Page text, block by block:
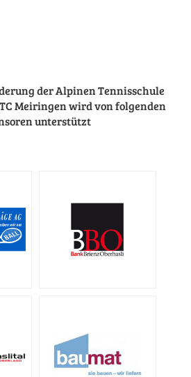
der Alpinen Tennisschule
Meiringen wird von folgenden
unterstützt